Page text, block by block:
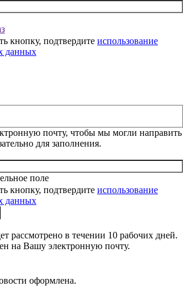
кнопку, подтвердите использование
данных
почту, чтобы мы могли направить
для заполнения.
поле
кнопку, подтвердите использование
данных
рассмотрено в течении 10 рабочих дней.
на Вашу электронную почту.
оформлена.